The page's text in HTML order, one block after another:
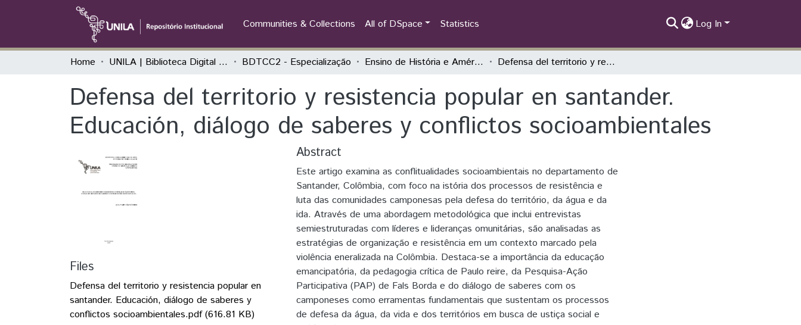
Communities & Collections All of DSpace Statistics Log In
Home UNILA | Biblioteca Digital de Trabalhos de Conclusão de Curso BDTCC2 - Especialização Ensino de História e América Latina Defensa del territorio y resistencia popular en santander. Educación, diálogo de saberes y conflictos socioambientales
Defensa del territorio y resistencia popular en santander.
Educación, diálogo de saberes y conflictos socioambientales
Files
Defensa del territorio y resistencia popular en
santander. Educación, diálogo de saberes y
conflictos socioambientales.pdf(616.81 KB)
Abstract
Este artigo examina as conflitualidades socioambientais no departamento de
Santander, Colômbia, com foco na istória dos processos de resistência e
luta das comunidades camponesas pela defesa do território, da água e da
ida. Através de uma abordagem metodológica que inclui entrevistas
semiestruturadas com líderes e lideranças omunitárias, são analisadas as
estratégias de organização e resistência em um contexto marcado pela
violência eneralizada na Colômbia. Destaca-se a importância da educação
emancipatória, da pedagogia crítica de Paulo reire, da Pesquisa-Ação
Participativa (PAP) de Fals Borda e do diálogo de saberes com os
camponeses como erramentas fundamentais que sustentam os processos
de defesa da água, da vida e dos territórios em busca de ustiça social e